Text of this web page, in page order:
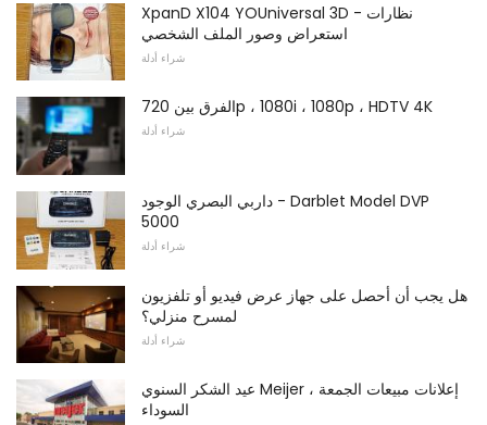
XpanD X104 YOUniversal 3D نظارات -
استعراض وصور الملف الشخصي
شراء أدلة
الفرق بين 720p ، 1080i ، 1080p ، HDTV 4K
شراء أدلة
داربي البصري الوجود - Darblet Model DVP
5000
شراء أدلة
هل يجب أن أحصل على جهاز عرض فيديو أو تلفزيون
لمسرح منزلي؟
شراء أدلة
عيد الشكر السنوي Meijer ، إعلانات مبيعات الجمعة
السوداء